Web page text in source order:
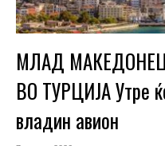
МЛАД
ВО ТУРЦИЈА Утре
владин авион